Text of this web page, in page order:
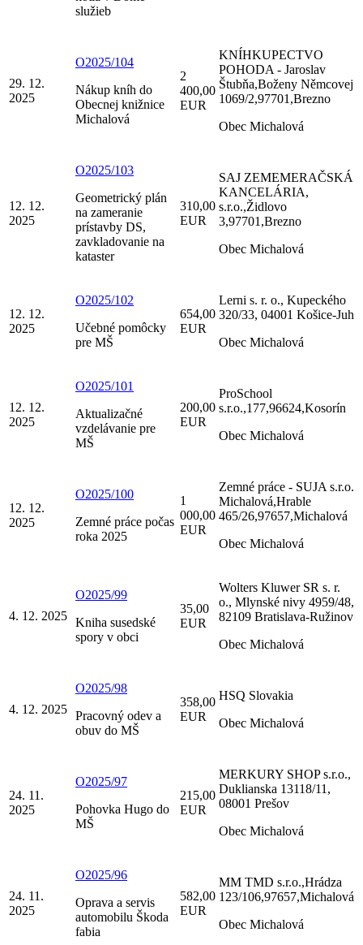
služieb
29. 12.
2025
O2025/104
Nákup kníh do
Obecnej knižnice
Michalová
2
400,00
EUR
KNÍHKUPECTVO
POHODA - Jaroslav
Štubňa,Boženy Němcovej
1069/2,97701,Brezno
Obec Michalová
12. 12.
2025
O2025/103
Geometrický plán
na zameranie
prístavby DS,
zavkladovanie na
kataster
310,00
EUR
SAJ ZEMEMERAČSKÁ
KANCELÁRIA,
s.r.o.,Židlovo
3,97701,Brezno
Obec Michalová
12. 12.
2025
O2025/102
Učebné pomôcky
pre MŠ
654,00
EUR
Lerni s. r. o., Kupeckého
320/33, 04001 Košice-Juh
Obec Michalová
12. 12.
2025
O2025/101
Aktualizačné
vzdelávanie pre
MŠ
200,00
EUR
ProSchool
s.r.o.,177,96624,Kosorín
Obec Michalová
12. 12.
2025
O2025/100
Zemné práce počas
roka 2025
1
000,00
EUR
Zemné práce - SUJA s.r.o.
Michalová,Hrable
465/26,97657,Michalová
Obec Michalová
4. 12. 2025
O2025/99
Kniha susedské
spory v obci
35,00
EUR
Wolters Kluwer SR s. r.
o., Mlynské nivy 4959/48,
82109 Bratislava-Ružinov
Obec Michalová
4. 12. 2025
O2025/98
Pracovný odev a
obuv do MŠ
358,00
EUR
HSQ Slovakia
Obec Michalová
24. 11.
2025
O2025/97
Pohovka Hugo do
MŠ
215,00
EUR
MERKURY SHOP s.r.o.,
Duklianska 13118/11,
08001 Prešov
Obec Michalová
24. 11.
2025
O2025/96
Oprava a servis
automobilu Škoda
fabia
582,00
EUR
MM TMD s.r.o.,Hrádza
123/106,97657,Michalová
Obec Michalová